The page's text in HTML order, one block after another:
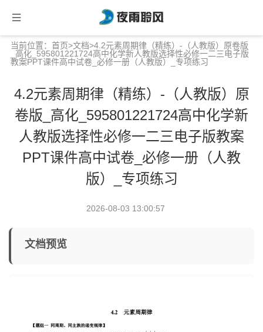
当前位置： 首页>文档>4.2元素周期律（精练）-（人教版）原卷版
_高化_595801221724高中化学新人教版选择性必修一二三电子版
教案PPT课件高中试卷_必修一册（人教版）_专项练习
4.2元素周期律（精练）-（人教版）原
卷版_高化_595801221724高中化学新
人教版选择性必修一二三电子版教案
PPT课件高中试卷_必修一册（人教
版）_专项练习
2026-08-03 13:00:57
文档预览